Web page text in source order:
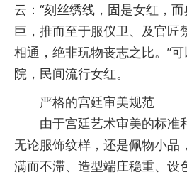
云：“刻丝绣线，固是女红，
巨，推而至于服仪卫、及官匠
相通，绝非玩物丧志之比。”
院，民间流行女红。
严格的宫廷审美规范
由于宫廷艺术审美的标准
无论服饰纹样，还是佩物小品
满而不滞、造型端庄稳重、设